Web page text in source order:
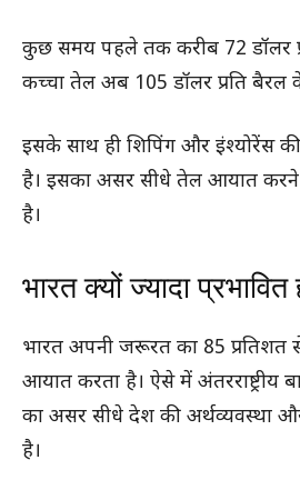
कुछ समय पहले तक करीब 72 डॉलर
कच्चा तेल अब 105 डॉलर प्रति बैरल
इसके साथ ही शिपिंग और इंश्योरेंस
है। इसका असर सीधे तेल आयात करने
है।
भारत क्यों ज्यादा
भारत अपनी जरूरत का 85 प्रतिशत
आयात करता है। ऐसे में अंतरराष्ट्रीय
का असर सीधे देश की अर्थव्यवस्था
है।